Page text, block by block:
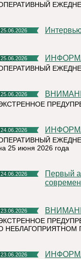
25.06.2026
25.06.2026
25.06.2026
24.06.2026
25 июня 2026 года
24.06.2026
Первый алюминиевый завод РУСАЛа полностью перешел на
23.06.2026
НЕБЛАГОПРИЯТНОМ
23.06.2026